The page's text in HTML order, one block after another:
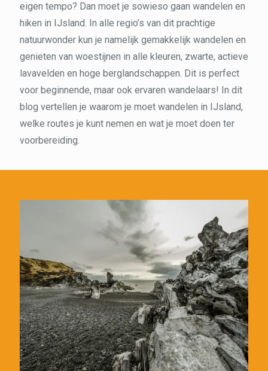
eigen tempo? Dan moet je sowieso gaan wandelen en
hiken in IJsland. In alle regio’s van dit prachtige
natuurwonder kun je namelijk gemakkelijk wandelen en
genieten van woestijnen in alle kleuren, zwarte, actieve
lavavelden en hoge berglandschappen. Dit is perfect
voor beginnende, maar ook ervaren wandelaars! In dit
blog vertellen je waarom je moet wandelen in IJsland,
welke routes je kunt nemen en wat je moet doen ter
voorbereiding.